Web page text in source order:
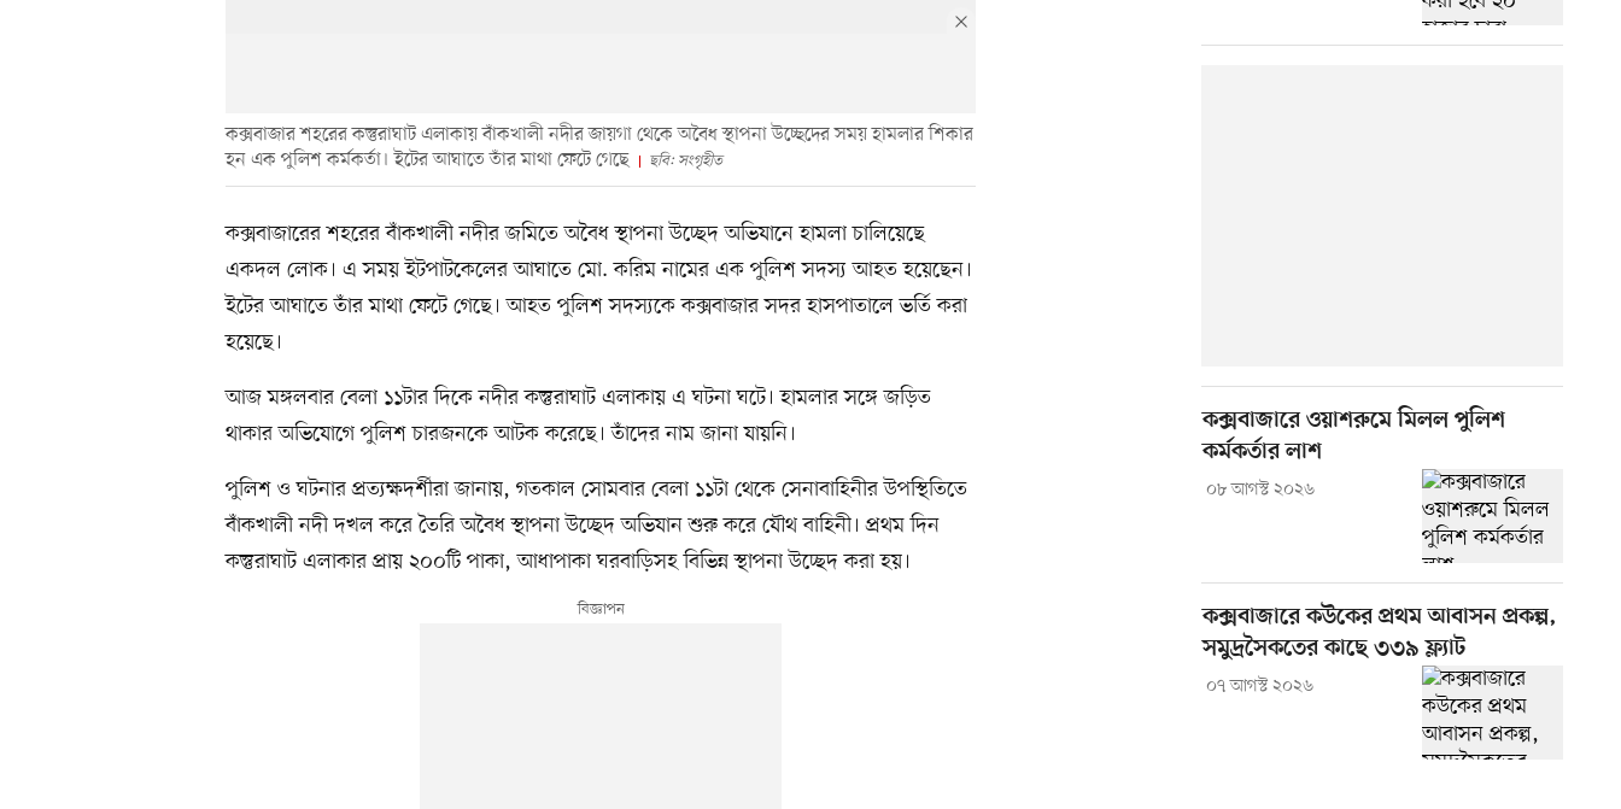
কক্সবাজার শহরের কস্তুরাঘাট এলাকায় বাঁকখালী নদীর জায়গা থেকে অবৈধ স্থাপনা উচ্ছেদের সময় হামলার শিকার
হন এক পুলিশ কর্মকর্তা। ইটের আঘাতে তাঁর মাথা ফেটে গেছে
ছবি: সংগৃহীত
কক্সবাজারের শহরের বাঁকখালী নদীর জমিতে অবৈধ স্থাপনা উচ্ছেদ অভিযানে হামলা চালিয়েছে
একদল লোক। এ সময় ইটপাটকেলের আঘাতে মো. করিম নামের এক পুলিশ সদস্য আহত হয়েছেন।
ইটের আঘাতে তাঁর মাথা ফেটে গেছে। আহত পুলিশ সদস্যকে কক্সবাজার সদর হাসপাতালে ভর্তি করা
হয়েছে।
আজ মঙ্গলবার বেলা ১১টার দিকে নদীর কস্তুরাঘাট এলাকায় এ ঘটনা ঘটে। হামলার সঙ্গে জড়িত
থাকার অভিযোগে পুলিশ চারজনকে আটক করেছে। তাঁদের নাম জানা যায়নি।
পুলিশ ও ঘটনার প্রত্যক্ষদর্শীরা জানায়, গতকাল সোমবার বেলা ১১টা থেকে সেনাবাহিনীর উপস্থিতিতে
বাঁকখালী নদী দখল করে তৈরি অবৈধ স্থাপনা উচ্ছেদ অভিযান শুরু করে যৌথ বাহিনী। প্রথম দিন
কস্তুরাঘাট এলাকার প্রায় ২০০টি পাকা, আধাপাকা ঘরবাড়িসহ বিভিন্ন স্থাপনা উচ্ছেদ করা হয়।
কক্সবাজারে ওয়াশরুমে মিলল পুলিশ
কর্মকর্তার লাশ
০৮ আগস্ট ২০২৬
কক্সবাজারে কউকের প্রথম আবাসন প্রকল্প,
সমুদ্রসৈকতের কাছে ৩৩৯ ফ্ল্যাট
০৭ আগস্ট ২০২৬